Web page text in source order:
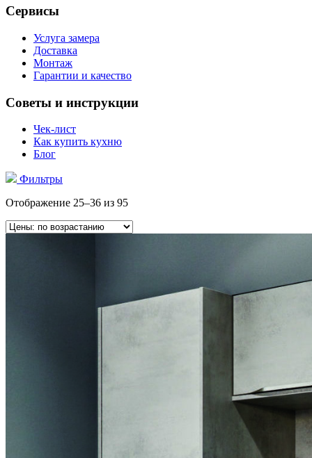
Сервисы
Услуга замера
Доставка
Монтаж
Гарантии и качество
Советы и инструкции
Чек-лист
Как купить кухню
Блог
Фильтры
Отображение 25–36 из 95